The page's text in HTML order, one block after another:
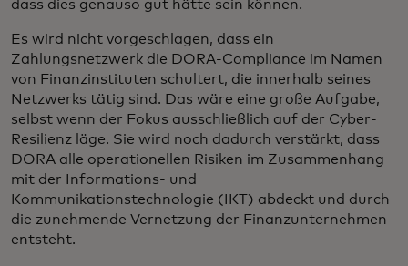
dass dies genauso gut hätte sein können.
Es wird nicht vorgeschlagen, dass ein
Zahlungsnetzwerk die DORA-Compliance im Namen
von Finanzinstituten schultert, die innerhalb seines
Netzwerks tätig sind. Das wäre eine große Aufgabe,
selbst wenn der Fokus ausschließlich auf der Cyber-
Resilienz läge. Sie wird noch dadurch verstärkt, dass
DORA alle operationellen Risiken im Zusammenhang
mit der Informations- und
Kommunikationstechnologie (IKT) abdeckt und durch
die zunehmende Vernetzung der Finanzunternehmen
entsteht.